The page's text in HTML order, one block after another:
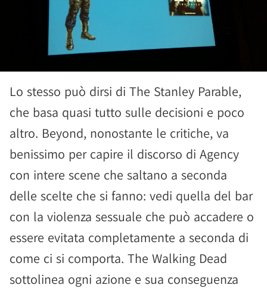
Lo stesso può dirsi di The Stanley Parable,
che basa quasi tutto sulle decisioni e poco
altro. Beyond, nonostante le critiche, va
benissimo per capire il discorso di Agency
con intere scene che saltano a seconda
delle scelte che si fanno: vedi quella del bar
con la violenza sessuale che può accadere o
essere evitata completamente a seconda di
come ci si comporta. The Walking Dead
sottolinea ogni azione e sua conseguenza